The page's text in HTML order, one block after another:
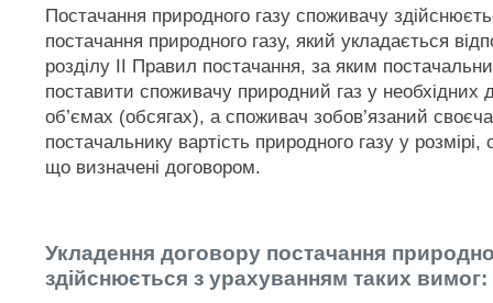
Постачання природного газу споживачу
постачання природного газу, який укладається
розділу ІІ Правил постачання, за яким
поставити споживачу природний газ у необхідних
об’ємах (обсягах), а споживач зобов’язаний
постачальнику вартість природного газу у розмірі,
що визначені договором.
Укладення договору постачання
здійснюється з урахуванням таких вимог: